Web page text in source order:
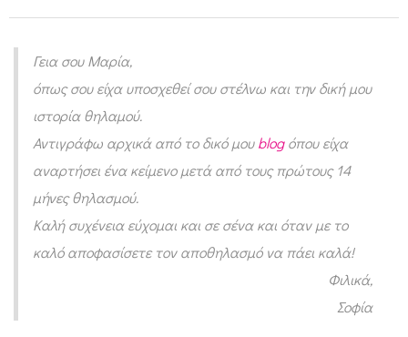
ς
Γεια σου Μαρία,
όπως σου είχα υποσχεθεί σου στέλνω και την δική μου
ιστορία θηλαμού.
Αντιγράφω αρχικά από το δικό μουblogόπου είχα
αναρτήσει ένα κείμενο μετά από τους πρώτους 14
μήνες θηλασμού.
Καλή συχένεια εύχομαι και σε σένα και όταν με το
καλό αποφασίσετε τον αποθηλασμό να πάει καλά!
Φιλικά,
Σοφία